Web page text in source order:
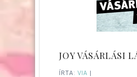
JOY VÁSÁRLÁSI
ÍRTA: VIA